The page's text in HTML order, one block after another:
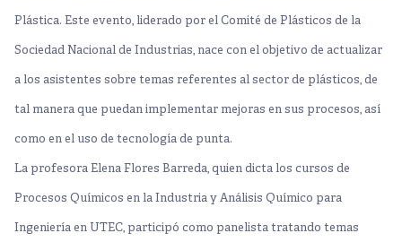
Plástica. Este evento, liderado por el Comité de Plásticos de la
Sociedad Nacional de Industrias, nace con el objetivo de actualizar
a los asistentes sobre temas referentes al sector de plásticos, de
tal manera que puedan implementar mejoras en sus procesos, así
como en el uso de tecnología de punta.
La profesora Elena Flores Barreda, quien dicta los cursos de
Procesos Químicos en la Industria y Análisis Químico para
Ingeniería en UTEC, participó como panelista tratando temas